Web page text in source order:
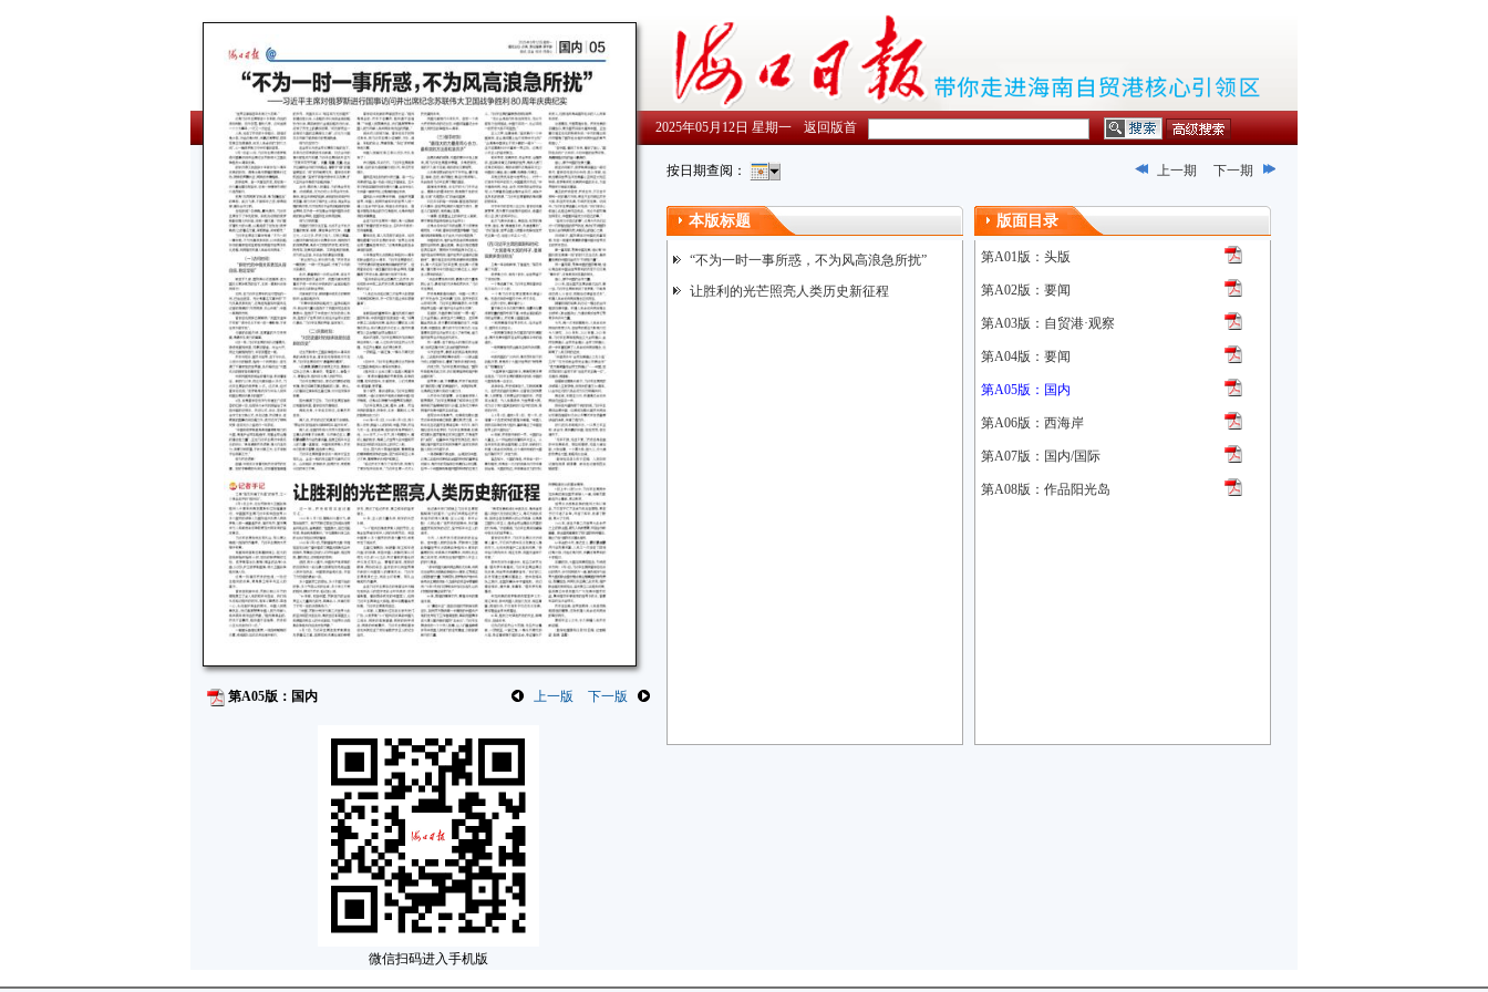
2025年05月12日 星期一 返回版首
第A05版：国内 上一版 下一版
微信扫码进入手机版
按日期查阅： 上一期 下一期
本版标题
“不为一时一事所惑，不为风高浪急所扰”
让胜利的光芒照亮人类历史新征程
版面目录
第A01版：头版
第A02版：要闻
第A03版：自贸港·观察
第A04版：要闻
第A05版：国内
第A06版：西海岸
第A07版：国内/国际
第A08版：作品阳光岛